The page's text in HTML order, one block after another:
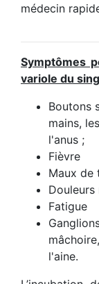
médecin
Symptômes
variole du
Boutons
mains,
l'anus ;
Fièvre
Maux de
Douleurs
Fatigue
l'aine.